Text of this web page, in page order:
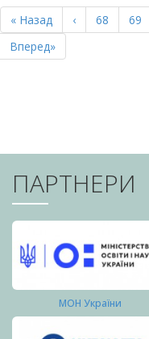
НА
СТОРІНКИ
Перша
сторінка
« Назад
Попередня
сторінка
‹ Page
68 Page
69
Остання
сторінка
Вперед»
ПАРТНЕРИ
МОН України